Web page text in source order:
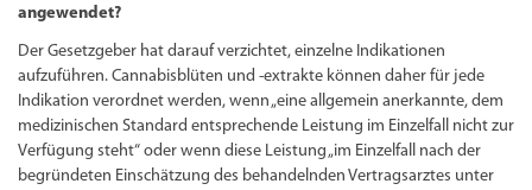
angewendet?
Der Gesetzgeber hat darauf verzichtet, einzelne Indikationen
aufzuführen. Cannabisblüten und -extrakte können daher für jede
Indikation verordnet werden, wenn „eine allgemein anerkannte, dem
medizinischen Standard entsprechende Leistung im Einzelfall nicht zur
Verfügung steht“ oder wenn diese Leistung „im Einzelfall nach der
begründeten Einschätzung des behandelnden Vertragsarztes unter